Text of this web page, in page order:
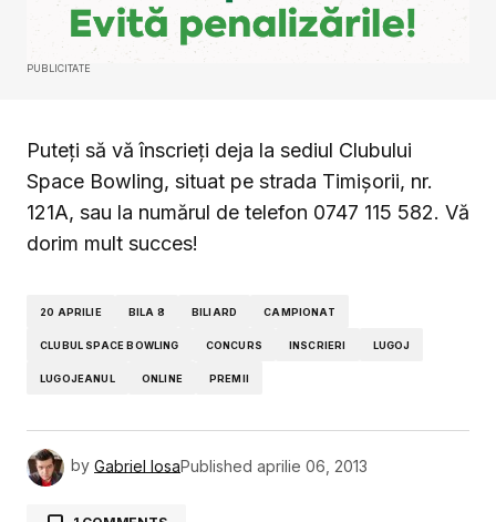
PUBLICITATE
Puteți să vă înscrieți deja la sediul Clubului
Space Bowling, situat pe strada Timișorii, nr.
121A, sau la numărul de telefon 0747 115 582. Vă
dorim mult succes!
20 APRILIE BILA 8 BILIARD CAMPIONAT
CLUBUL SPACE BOWLING CONCURS INSCRIERI LUGOJ
LUGOJEANUL ONLINE PREMII
by Gabriel IosaPublished aprilie 06, 2013